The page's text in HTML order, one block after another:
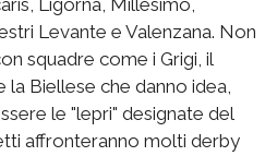
Ligorna, Millesimo,
Levante e Valenzana. Non
squadre come i Grigi, il
la Biellese che danno idea,
le "lepri" designate del
affronteranno molti derby